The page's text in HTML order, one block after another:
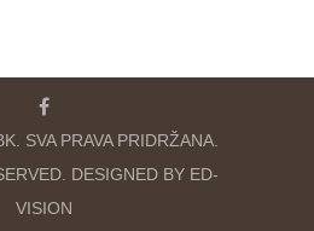
SVA PRAVA PRIDRŽANA.
DESIGNED BY ED-
VISION